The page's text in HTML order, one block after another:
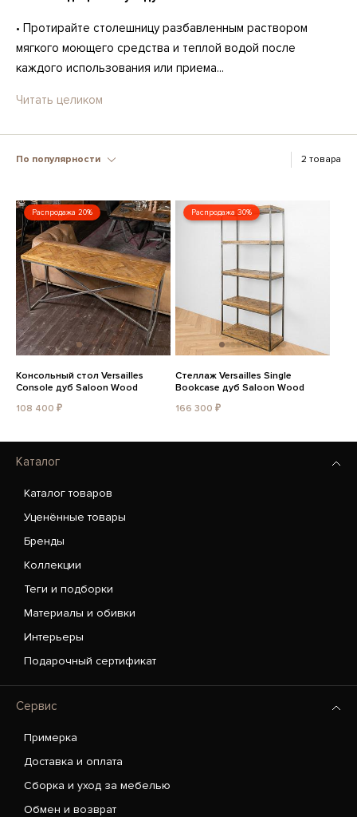
• Протирайте столешницу разбавленным раствором
мягкого моющего средства и теплой водой после
каждого использования или приема...
Читать целиком
По популярности 2 товара
Распродажа 20%
Консольный стол Versailles
Console дуб Saloon Wood
108 400 ₽
Распродажа 30%
Стеллаж Versailles Single
Bookcase дуб Saloon Wood
166 300 ₽
Каталог
Каталог товаров
Уценённые товары
Бренды
Коллекции
Теги и подборки
Материалы и обивки
Интерьеры
Подарочный сертификат
Сервис
Примерка
Доставка и оплата
Сборка и уход за мебелью
Обмен и возврат